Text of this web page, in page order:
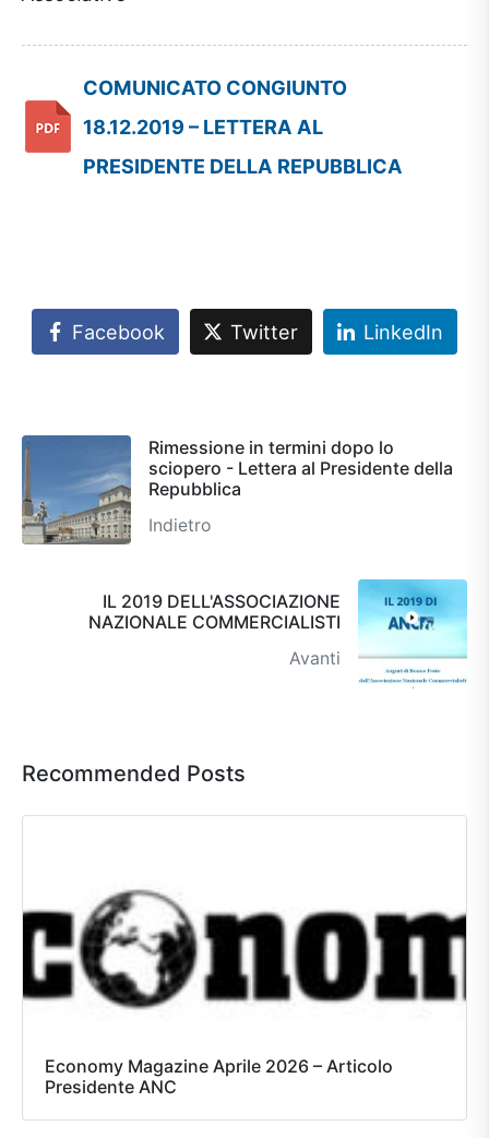
COMUNICATO CONGIUNTO
18.12.2019 – LETTERA AL
PRESIDENTE DELLA REPUBBLICA
Facebook Twitter LinkedIn
Rimessione in termini dopo lo
sciopero - Lettera al Presidente della
Repubblica
Indietro
IL 2019 DELL'ASSOCIAZIONE
NAZIONALE COMMERCIALISTI
Avanti
Recommended Posts
Economy Magazine Aprile 2026 – Articolo
Presidente ANC